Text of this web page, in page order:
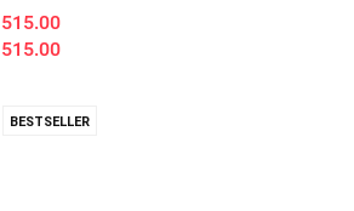
515.00
515.00
BESTSELLER